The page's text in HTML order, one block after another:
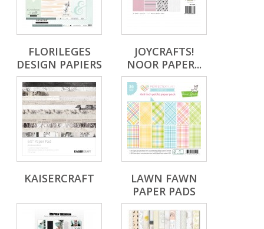
FLORILEGES
DESIGN PAPIERS
JOYCRAFTS!
NOOR PAPER...
KAISERCRAFT
LAWN FAWN
PAPER PADS